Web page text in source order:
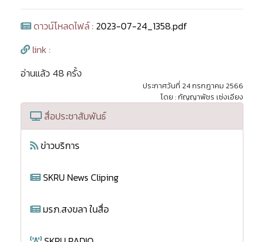
ดาวน์โหลดไฟล์ : 2023-07-24_1358.pdf
link :
อ่านแล้ว 48 ครั้ง
ประกาศวันที่ 24 กรกฎาคม 2566
โดย : กัญญาพัชร เซ่งเอียง
สื่อประชาสัมพันธ์
ข่าวบริการ
SKRU News Cliping
มรภ.สงขลา ในสื่อ